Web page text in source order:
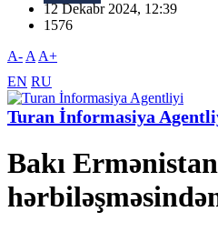
12 Dekabr 2024, 12:39
1576
A- A A+
EN RU
Turan İnformasiya
Bakı